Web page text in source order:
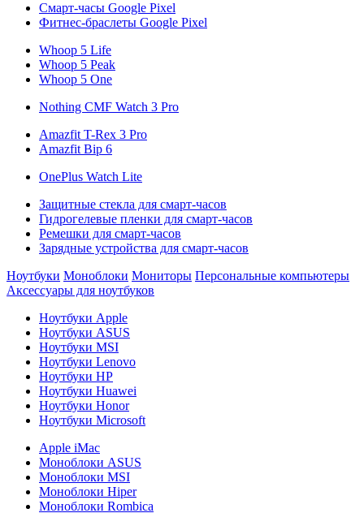
Смарт-часы Google Pixel
Фитнес-браслеты Google Pixel
Whoop 5 Life
Whoop 5 Peak
Whoop 5 One
Nothing CMF Watch 3 Pro
Amazfit T-Rex 3 Pro
Amazfit Bip 6
OnePlus Watch Lite
Защитные стекла для смарт-часов
Гидрогелевые пленки для смарт-часов
Ремешки для смарт-часов
Зарядные устройства для смарт-часов
Ноутбуки Моноблоки Мониторы Персональные компьютеры
Аксессуары для ноутбуков
Ноутбуки Apple
Ноутбуки ASUS
Ноутбуки MSI
Ноутбуки Lenovo
Ноутбуки HP
Ноутбуки Huawei
Ноутбуки Honor
Ноутбуки Microsoft
Apple iMac
Моноблоки ASUS
Моноблоки MSI
Моноблоки Hiper
Моноблоки Rombica